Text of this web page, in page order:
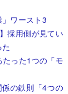
ワースト3
採用側が見てい
った1つの「モ
係の鉄則「4つの